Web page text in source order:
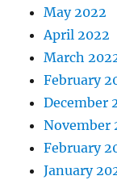
May 2022
April 2022
March
February
December
November
February
January